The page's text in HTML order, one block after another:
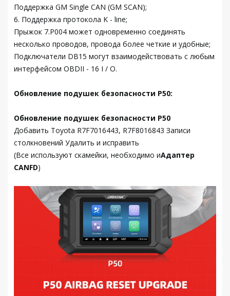
Поддержка GM Single CAN (GM SCAN);
6. Поддержка протокола K - line;
Прыжок 7.P004 может одновременно соединять
несколько проводов, провода более четкие и удобные;
Подключатели DB15 могут взаимодействовать с любым
интерфейсом OBDII - 16 I / O.
Обновление подушек безопасности P50:
Обновление подушек безопасности P50
Добавить Toyota R7F7016443, R7F8016843 Записи
столкновений Удалить и исправить
(Все используют скамейки, необходимо иАдаптер
CANFD)